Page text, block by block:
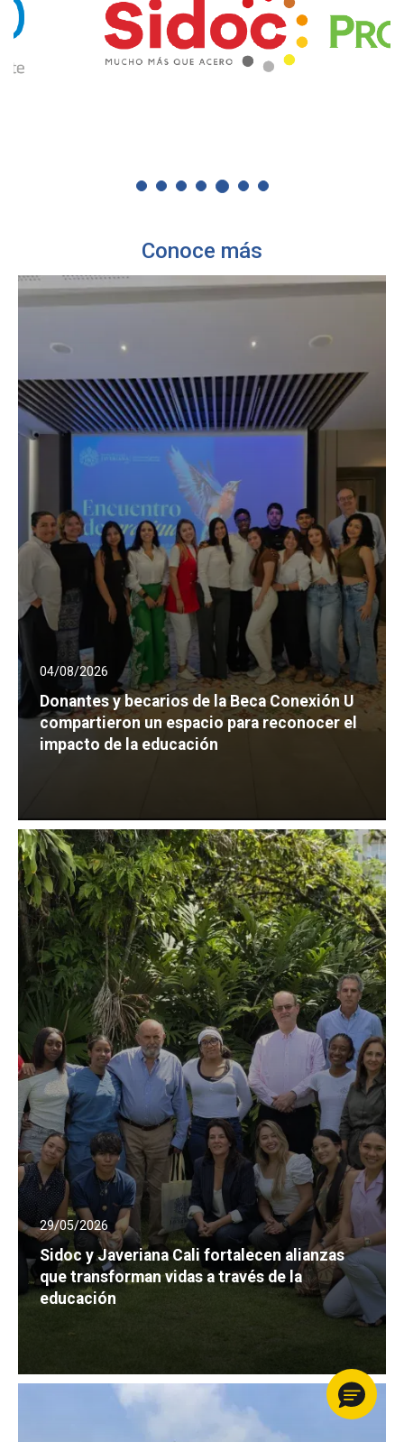
Conoce más
04/08/2026
Donantes y becarios de la Beca Conexión U
compartieron un espacio para reconocer el
impacto de la educación
29/05/2026
Sidoc y Javeriana Cali fortalecen alianzas
que transforman vidas a través de la
educación